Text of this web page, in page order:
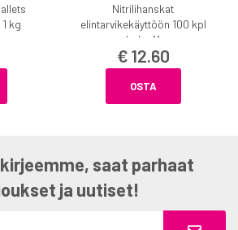
kg
Nitrilihanskat
elintarvikekäyttöön 100 kpl
koko M
€ 12.60
OSTA
saat parhaat
ja uutiset!